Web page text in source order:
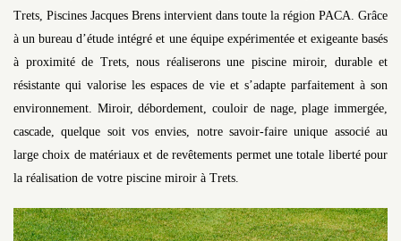
Trets, Piscines Jacques Brens intervient dans toute la région PACA. Grâce
à un bureau d’étude intégré et une équipe expérimentée et exigeante basés
à proximité de Trets, nous réaliserons une piscine miroir, durable et
résistante qui valorise les espaces de vie et s’adapte parfaitement à son
environnement. Miroir, débordement, couloir de nage, plage immergée,
cascade, quelque soit vos envies, notre savoir-faire unique associé au
large choix de matériaux et de revêtements permet une totale liberté pour
la réalisation de votre piscine miroir à Trets.